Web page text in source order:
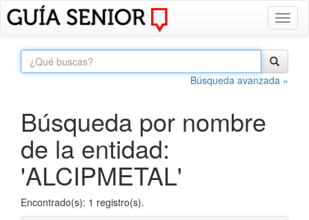
Búsqueda avanzada »
Búsqueda por nombre
de la entidad:
'ALCIPMETAL'
Encontrado(s): 1 registro(s).